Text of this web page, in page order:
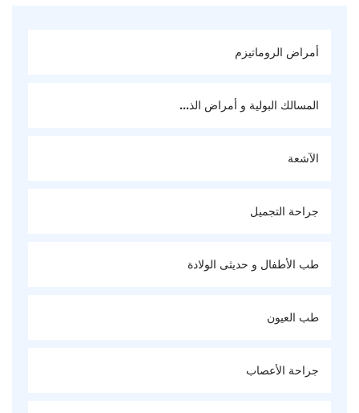
أمراض الروماتيزم
المسالك البولية و أمراض الذ...
الآشعة
جراحة التجميل
طب الأطفال و حديثى الولادة
طب العيون
جراحة الأعصاب